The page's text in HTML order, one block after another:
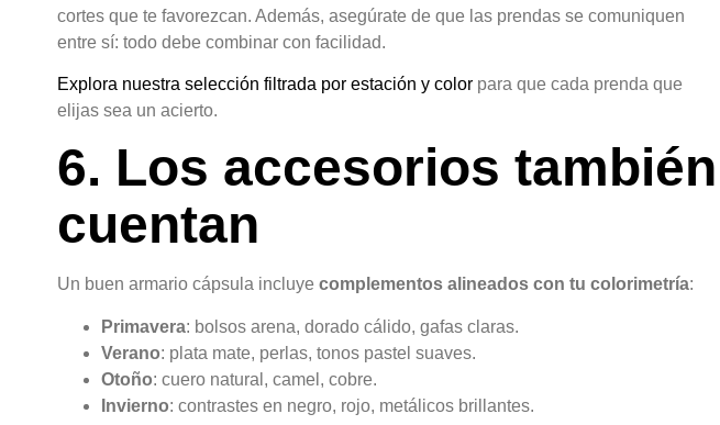
cortes que te favorezcan. Además, asegúrate de que las prendas se comuniquen
entre sí: todo debe combinar con facilidad.
Explora nuestra selección filtrada por estación y color para que cada prenda que
elijas sea un acierto.
6. Los accesorios también
cuentan
Un buen armario cápsula incluye complementos alineados con tu colorimetría:
Primavera: bolsos arena, dorado cálido, gafas claras.
Verano: plata mate, perlas, tonos pastel suaves.
Otoño: cuero natural, camel, cobre.
Invierno: contrastes en negro, rojo, metálicos brillantes.